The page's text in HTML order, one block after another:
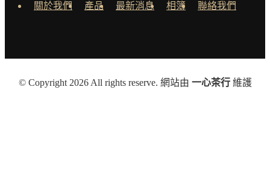
關於我們 產品 最新消息 相簿 聯絡我們
© Copyright 2026 All rights reserve. 網站由 一心茶行維護